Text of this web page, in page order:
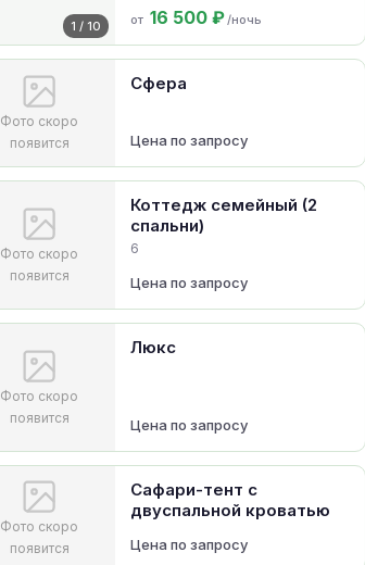
1 / 10 от 16 500 ₽/ночь
Фото скоро
появится
Сфера
Цена по запросу
Фото скоро
появится
Коттедж семейный (2
спальни)
6
Цена по запросу
Фото скоро
появится
Люкс
Цена по запросу
Фото скоро
появится
Сафари-тент с
двуспальной кроватью
Цена по запросу